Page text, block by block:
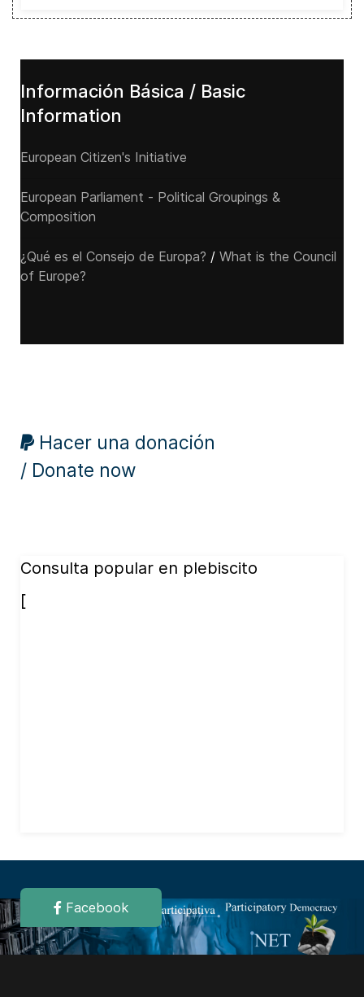
Información Básica / Basic
Information
European Citizen's Initiative
European Parliament - Political Groupings &
Composition
¿Qué es el Consejo de Europa? / What is the Council
of Europe?
Hacer una donación
/ Donate now
Consulta popular en plebiscito
[
Facebook